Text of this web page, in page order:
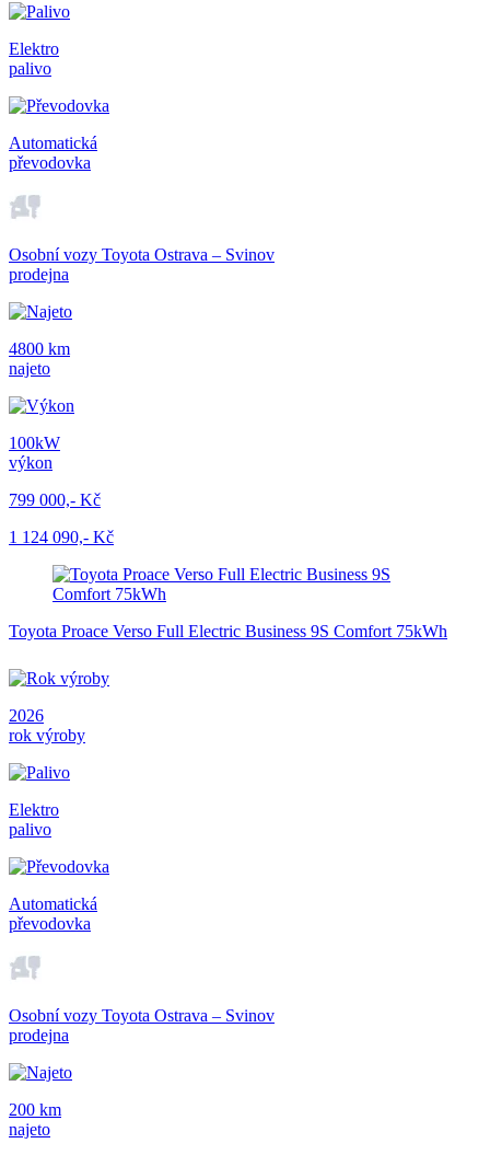
Elektro
palivo
Automatická
převodovka
Osobní vozy Toyota Ostrava – Svinov
prodejna
4800 km
najeto
100kW
výkon
799 000,- Kč
1 124 090,- Kč
Toyota Proace Verso Full Electric Business 9S Comfort 75kWh
2026
rok výroby
Elektro
palivo
Automatická
převodovka
Osobní vozy Toyota Ostrava – Svinov
prodejna
200 km
najeto